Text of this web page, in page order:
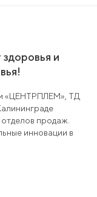
и
«ЦЕНТРПЛЕМ», ТД
продаж.
инновации в